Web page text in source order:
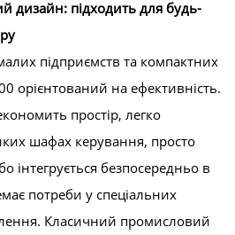
дизайн: підходить для будь-
підприємств та компактних
орієнтований на ефективність.
простір, легко
шафах керування, просто
інтегрується безпосередньо в
потреби у спеціальних
Класичний промисловий